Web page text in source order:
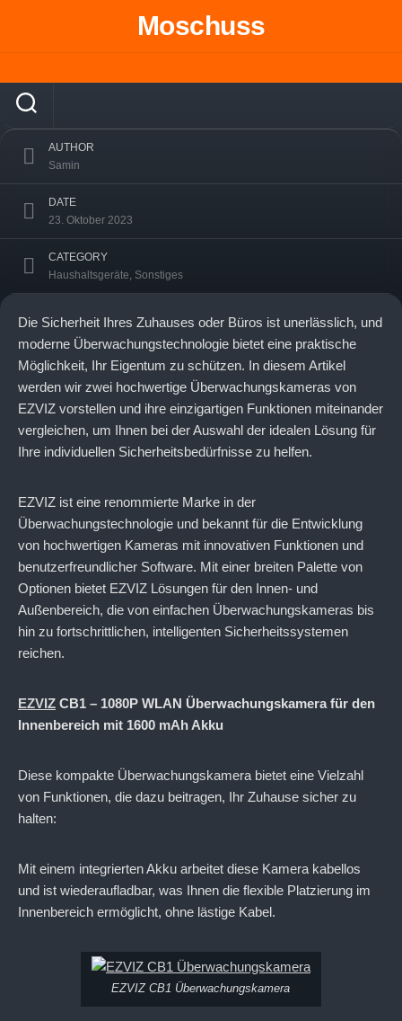
Moschuss
Vergleich von EZVIZ CB1, CB2
AUTHOR
Samin
DATE
23. Oktober 2023
CATEGORY
Haushaltsgeräte, Sonstiges
Die Sicherheit Ihres Zuhauses oder Büros ist unerlässlich, und
moderne Überwachungstechnologie bietet eine praktische
Möglichkeit, Ihr Eigentum zu schützen. In diesem Artikel
werden wir zwei hochwertige Überwachungskameras von
EZVIZ vorstellen und ihre einzigartigen Funktionen miteinander
vergleichen, um Ihnen bei der Auswahl der idealen Lösung für
Ihre individuellen Sicherheitsbedürfnisse zu helfen.
EZVIZ ist eine renommierte Marke in der
Überwachungstechnologie und bekannt für die Entwicklung
von hochwertigen Kameras mit innovativen Funktionen und
benutzerfreundlicher Software. Mit einer breiten Palette von
Optionen bietet EZVIZ Lösungen für den Innen- und
Außenbereich, die von einfachen Überwachungskameras bis
hin zu fortschrittlichen, intelligenten Sicherheitssystemen
reichen.
EZVIZ CB1 – 1080P WLAN Überwachungskamera für den
Innenbereich mit 1600 mAh Akku
Diese kompakte Überwachungskamera bietet eine Vielzahl
von Funktionen, die dazu beitragen, Ihr Zuhause sicher zu
halten:
Mit einem integrierten Akku arbeitet diese Kamera kabellos
und ist wiederaufladbar, was Ihnen die flexible Platzierung im
Innenbereich ermöglicht, ohne lästige Kabel.
EZVIZ CB1 Überwachungskamera